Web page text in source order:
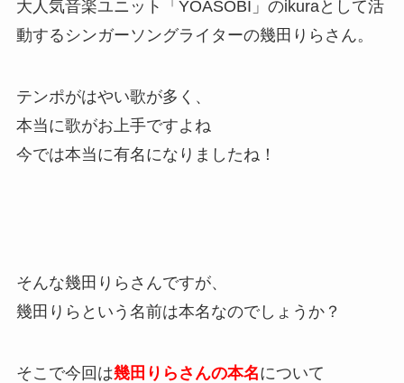
大人気音楽ユニット「YOASOBI」のikuraとして活
動する シンガーソングライターの幾田りらさん。
テンポがはやい歌が多く、
本当に歌がお上手ですよね
今では本当に有名になりましたね！
そんな幾田りらさんですが、
幾田りらという名前は本名なのでしょうか？
そこで今回は幾田りらさんの本名について